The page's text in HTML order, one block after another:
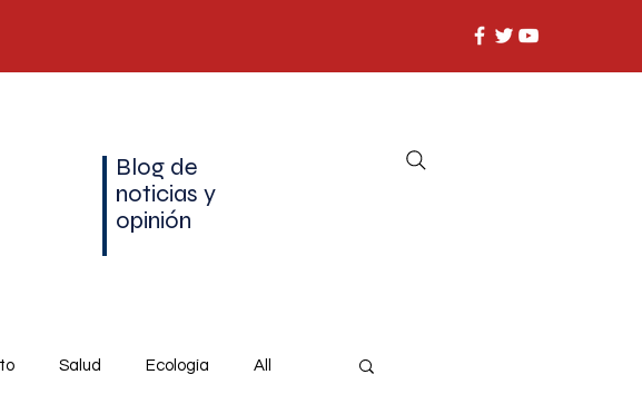
Blog de
noticias y
opinión
Salud Ecología All